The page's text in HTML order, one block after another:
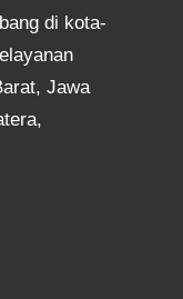
di kota-
Jawa